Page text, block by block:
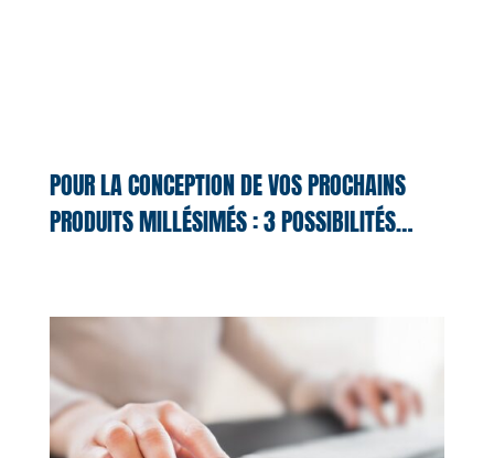
POUR LA CONCEPTION DE VOS PROCHAINS
PRODUITS MILLÉSIMÉS : 3 POSSIBILITÉS…